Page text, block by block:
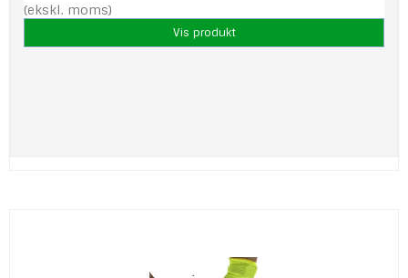
(ekskl. moms)
Vis produkt